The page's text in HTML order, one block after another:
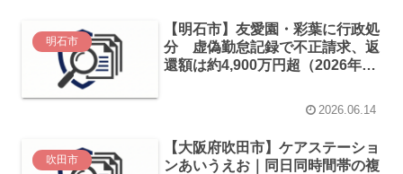
明石市
【明石市】友愛園・彩葉に行政処
分 虚偽勤怠記録で不正請求、返
還額は約4,900万円超（2026年6
2026.06.14
吹田市
【大阪府吹田市】ケアステーショ
ンあいうえお｜同日同時間帯の複